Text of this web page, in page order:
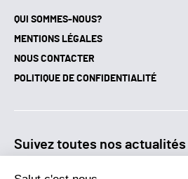
QUI SOMMES-NOUS?
MENTIONS LÉGALES
NOUS CONTACTER
POLITIQUE DE CONFIDENTIALITÉ
Suivez toutes nos actualités